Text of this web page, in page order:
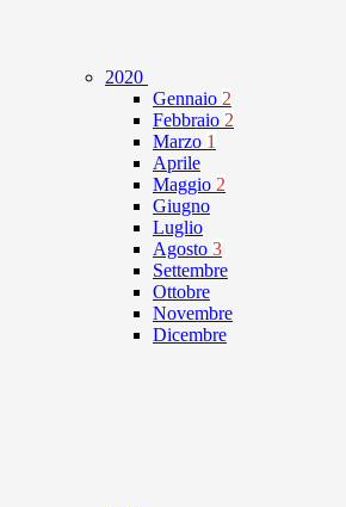
2020
Gennaio 2
Febbraio 2
Marzo 1
Aprile
Maggio 2
Giugno
Luglio
Agosto 3
Settembre
Ottobre
Novembre
Dicembre